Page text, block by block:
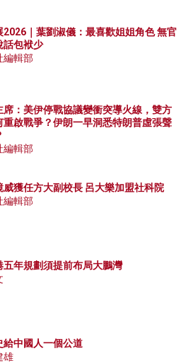
2026｜葉劉淑儀：最喜歡姐姐角色 無官
話包袱少
編輯部
席：美伊停戰協議變衝突導火線，雙方
重啟戰爭？伊朗一早洞悉特朗普虛張聲
編輯部
威獲任方大副校長 呂大樂加盟社科院
編輯部
五年規劃須提前布局大鵬灣
給中國人一個公道
雄